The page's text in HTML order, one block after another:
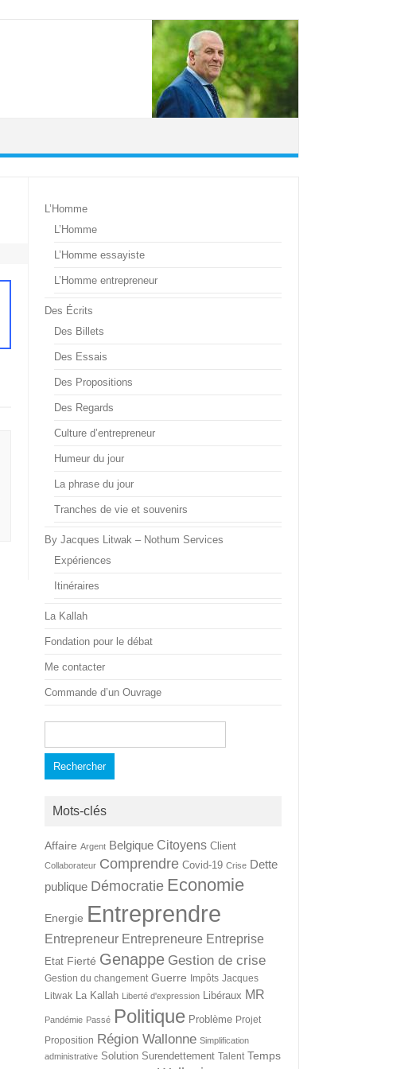
L’Homme
L’Homme
L’Homme essayiste
L’Homme entrepreneur
Des Écrits
Des Billets
Des Essais
Des Propositions
Des Regards
Culture d’entrepreneur
Humeur du jour
La phrase du jour
Tranches de vie et souvenirs
By Jacques Litwak – Nothum Services
Expériences
Itinéraires
La Kallah
Fondation pour le débat
Me contacter
Commande d’un Ouvrage
Mots-clés
Affaire Argent Belgique Citoyens Client
Collaborateur Comprendre Covid-19 Crise Dette
publique Démocratie Economie
Energie Entreprendre
Entrepreneur Entrepreneure Entreprise
Etat Fierté Genappe Gestion de crise
Gestion du changement Guerre Impôts Jacques
Litwak La Kallah Liberté d'expression Libéraux MR
Pandémie Passé Politique Problème Projet
Proposition Région Wallonne Simplification
administrative Solution Surendettement Talent Temps